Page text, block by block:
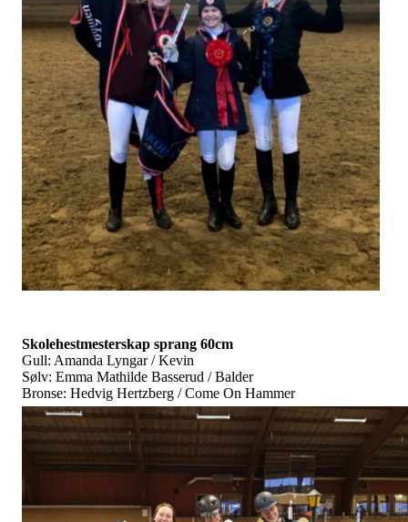
Skolehestmesterskap sprang 60cm
Gull: Amanda Lyngar / Kevin
Sølv: Emma Mathilde Basserud / Balder
Bronse: Hedvig Hertzberg / Come On Hammer